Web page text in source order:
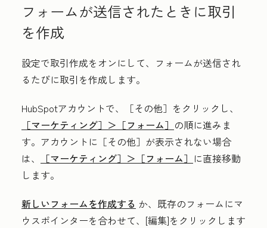
フォームが送信されたときに取引
を作成
設定で取引作成をオンにして、フォームが送信され
るたびに取引を作成します。
HubSpotアカウントで、
［その他］をクリックし、
［マーケティング］＞ ［フォーム］ の順に進みま
す。アカウントに ［その他］が表示されない場合
は、
［マーケティング］＞ ［フォーム］ に直接移動
します。
新しいフォームを作成する か、既存のフォームにマ
ウスポインターを合わせて、[編集]をクリックします